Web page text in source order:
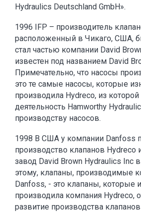
Hydraulics Deutschland GmbH».
1996 IFP – производитель
расположенный в Чикаго, США,
стал частью компании David
известен под названием David
Примечательно, что насосы
это те самые насосы, которые
производила Hydreco, из которой
деятельность Hamworthy
производству насосов.
1998 В США у компании Danfoss
производство клапанов Hydreco
завод David Brown Hydraulics Inc
этому, клапаны, производимые
Danfoss, - это клапаны, которые
производила компания Hydreco,
развитие производства